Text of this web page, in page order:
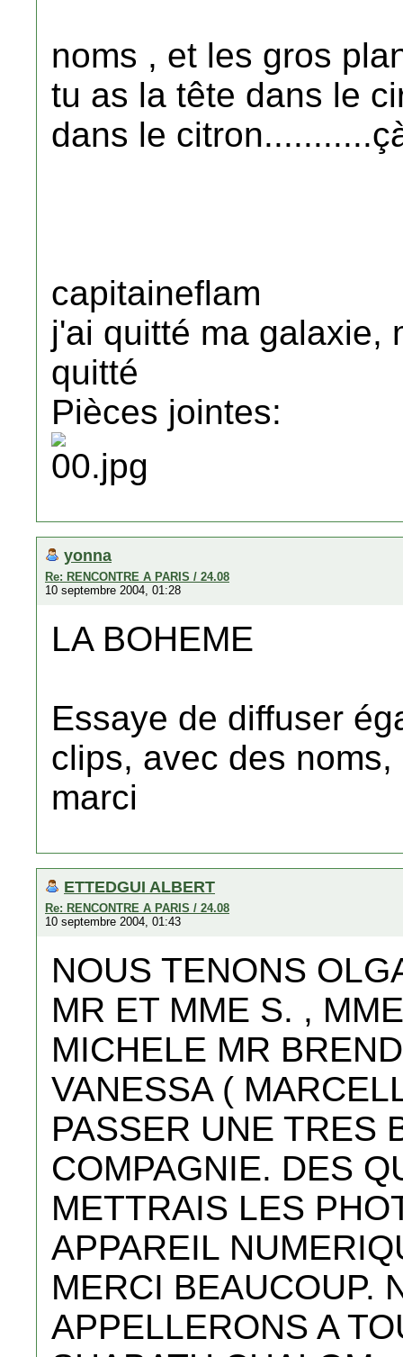
noms , et les gros
tu as la tête dans le
dans le
capitaineflam
j'ai quitté ma galaxie,
quitté
Pièces jointes:
yonna
Re: RENCONTRE A PARIS / 24.08
10 septembre 2004, 01:28
LA BOHEME
Essaye de diffuser
clips, avec des
marci
ETTEDGUI ALBERT
Re: RENCONTRE A PARIS / 24.08
10 septembre 2004, 01:43
NOUS TENONS
MR ET MME S. ,
MICHELE MR
VANESSA (
PASSER UNE TRES
COMPAGNIE. DES
METTRAIS LES
APPAREIL
MERCI BEAUCOUP.
APPELLERONS A